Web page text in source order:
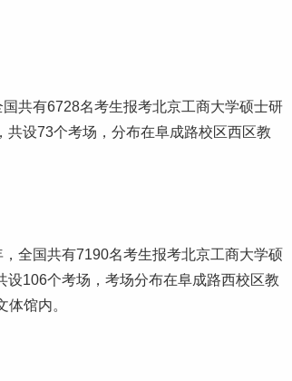
共有6728名考生报考北京工商大学硕士研
设73个考场，分布在阜成路校区西区教
全国共有7190名考生报考北京工商大学硕
106个考场，考场分布在阜成路西校区教
馆内。